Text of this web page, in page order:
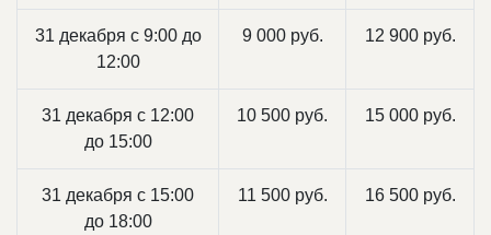
31 декабря с 9:00 до
12:00
9 000 руб. 12 900 руб.
31 декабря с 12:00
до 15:00
10 500 руб. 15 000 руб.
31 декабря с 15:00
до 18:00
11 500 руб. 16 500 руб.